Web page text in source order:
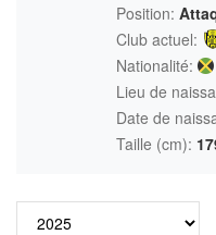
Position:
Club actuel:
Nationalité:
Lieu de
Date de
Taille (cm):